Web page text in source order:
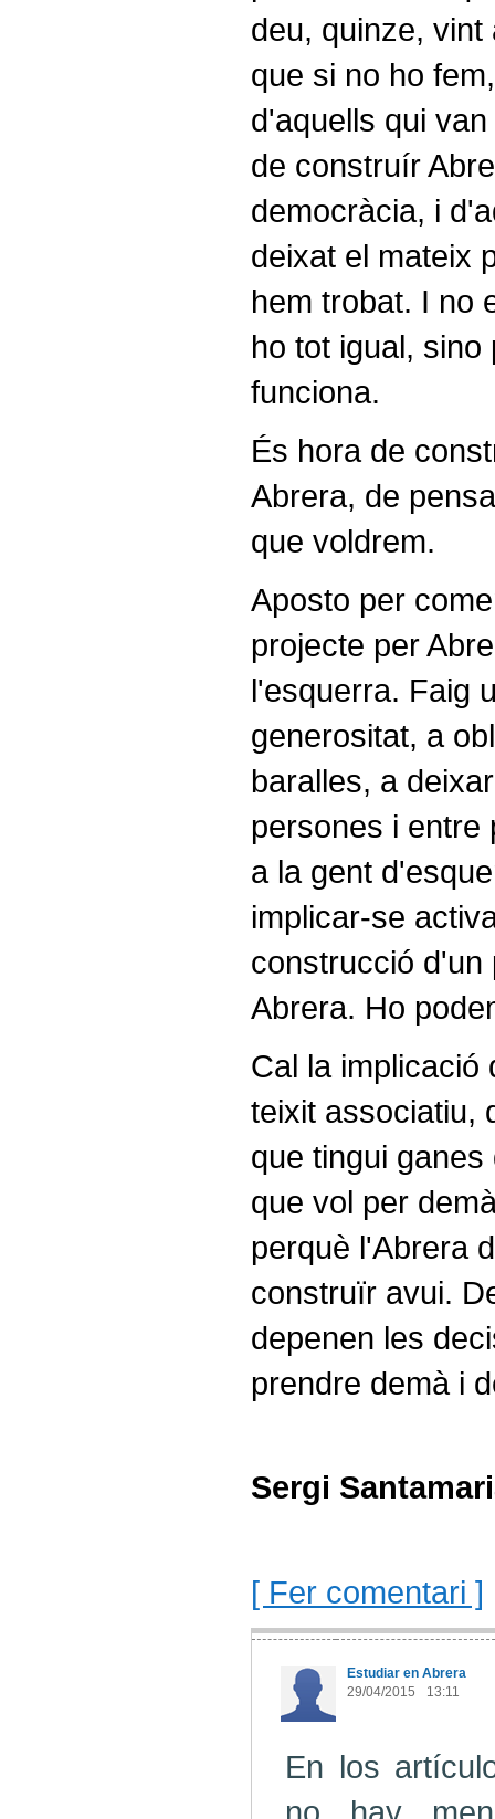
deu, quinze,
que si no ho
d'aquells qui
de construír
democràcia, i
deixat el mateix
hem trobat. I no
ho tot igual,
funciona.
És hora de
Abrera, de
que voldrem.
Aposto per
projecte per
l'esquerra. Faig
generositat, a
baralles, a
persones i entre
a la gent
implicar-se
construcció d'un
Abrera. Ho
Cal la implicació
teixit associatiu,
que tingui
que vol per
perquè l'Abrera
construïr avui.
depenen les
prendre demà i
Sergi
[ Fer comentari ]
Estudiar en Abrera
29/04/2015
13:11
En los